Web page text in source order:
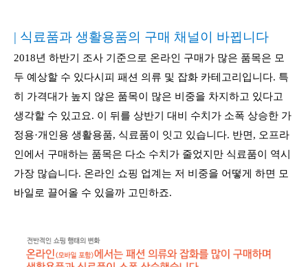
| 식료품과 생활용품의 구매 채널이 바뀝니다
2018년 하반기 조사 기준으로 온라인 구매가 많은 품목은 모
두 예상할 수 있다시피 패션 의류 및 잡화 카테고리입니다. 특
히 가격대가 높지 않은 품목이 많은 비중을 차지하고 있다고
생각할 수 있고요. 이 뒤를 상반기 대비 수치가 소폭 상승한 가
정용·개인용 생활용품, 식료품이 잇고 있습니다. 반면, 오프라
인에서 구매하는 품목은 다소 수치가 줄었지만 식료품이 역시
가장 많습니다. 온라인 쇼핑 업계는 저 비중을 어떻게 하면 모
바일로 끌어올 수 있을까 고민하죠.